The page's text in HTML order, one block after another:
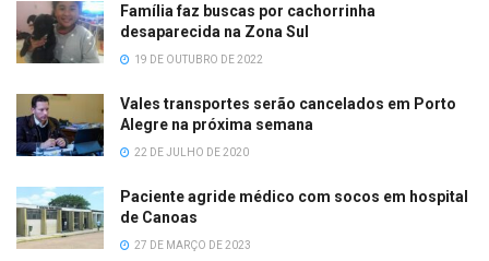
Família faz buscas por cachorrinha
desaparecida na Zona Sul
19 DE OUTUBRO DE 2022
Vales transportes serão cancelados em Porto
Alegre na próxima semana
22 DE JULHO DE 2020
Paciente agride médico com socos em hospital
de Canoas
27 DE MARÇO DE 2023